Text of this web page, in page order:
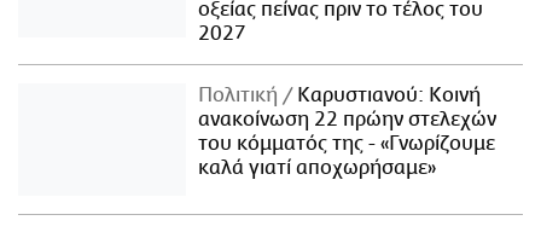
οξείας πείνας πριν το τέλος του
2027
Πολιτική
Καρυστιανού: Κοινή
ανακοίνωση 22 πρώην στελεχών
του κόμματός της - «Γνωρίζουμε
καλά γιατί αποχωρήσαμε»